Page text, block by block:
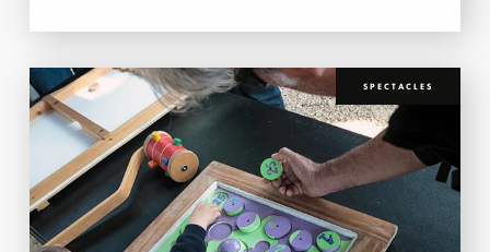
SPECTACLES